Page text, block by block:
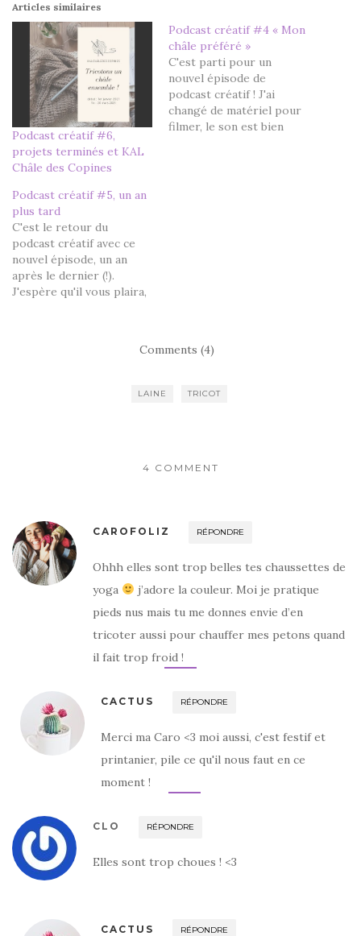
Articles similaires
Podcast créatif #6,
projets terminés et KAL
Châle des Copines
Podcast créatif #4 « Mon
châle préféré »
C'est parti pour un
nouvel épisode de
podcast créatif ! J'ai
changé de matériel pour
filmer, le son est bien
Podcast créatif #5, un an
plus tard
C'est le retour du
podcast créatif avec ce
nouvel épisode, un an
après le dernier (!).
J'espère qu'il vous plaira,
Noël 2019 pour ma sœur :
Comments (4)
LAINE TRICOT
4 COMMENT
CAROFOLIZ RÉPONDRE
Ohhh elles sont trop belles tes chaussettes de
yoga
j’adore la couleur. Moi je pratique
pieds nus mais tu me donnes envie d’en
tricoter aussi pour chauffer mes petons quand
il fait trop froid !
CACTUS RÉPONDRE
Merci ma Caro <3 moi aussi, c'est festif et
printanier, pile ce qu'il nous faut en ce
moment !
CLO RÉPONDRE
Elles sont trop choues ! <3
CACTUS RÉPONDRE